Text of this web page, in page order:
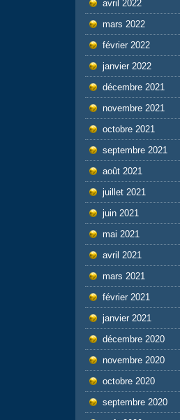
avril 2022
mars 2022
février 2022
janvier 2022
décembre 2021
novembre 2021
octobre 2021
septembre 2021
août 2021
juillet 2021
juin 2021
mai 2021
avril 2021
mars 2021
février 2021
janvier 2021
décembre 2020
novembre 2020
octobre 2020
septembre 2020